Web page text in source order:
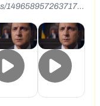
1496589572637175